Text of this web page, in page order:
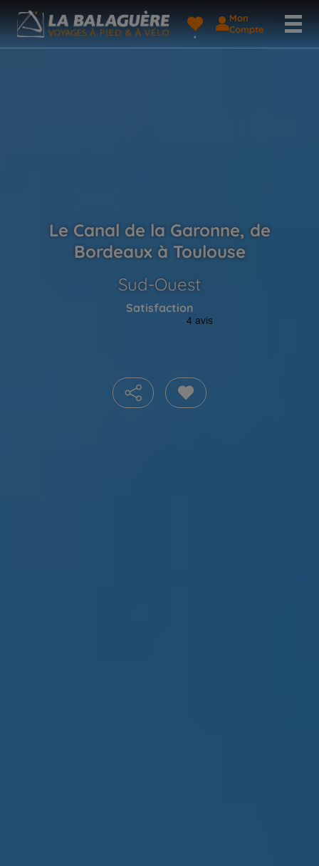
Mon
Compte
Le Canal de la Garonne, de
Bordeaux à Toulouse
Sud-Ouest
Satisfaction